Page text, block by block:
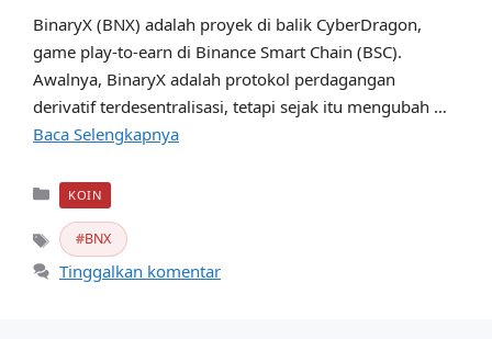
BinaryX (BNX) adalah proyek di balik CyberDragon,
game play-to-earn di Binance Smart Chain (BSC).
Awalnya, BinaryX adalah protokol perdagangan
derivatif terdesentralisasi, tetapi sejak itu mengubah …
Baca Selengkapnya
Kategori
KOIN
Tag BNX
Tinggalkan komentar